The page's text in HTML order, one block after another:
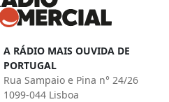
A RÁDIO MAIS OUVIDA DE
PORTUGAL
Rua Sampaio e Pina n° 24/26
1099-044 Lisboa